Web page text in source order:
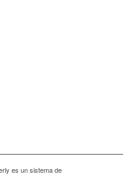
es un sistema de